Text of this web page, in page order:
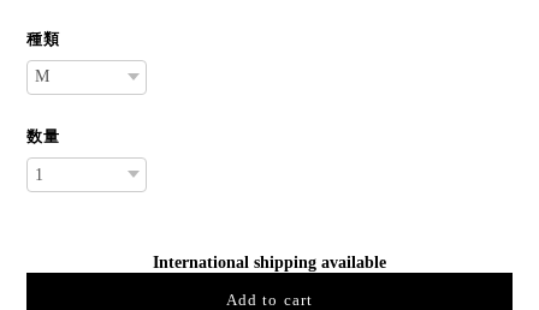
種類
数量
International shipping available
Add to cart